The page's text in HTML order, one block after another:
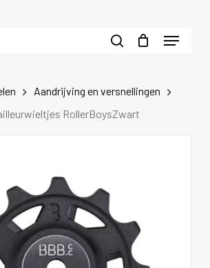
Menu
Aandrijving en versnellingen
RollerBoysZwart